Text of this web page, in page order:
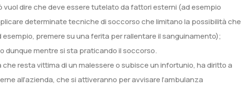
dire che deve essere tutelato da fattori esterni (ad esempio
determinate tecniche di soccorso che limitano la possibilità che
premere su una ferita per rallentare il sanguinamento);
dunque mentre si sta praticando il soccorso.
resta vittima di un malessere o subisce un infortunio, ha diritto a
all’azienda, che si attiveranno per avvisare l’ambulanza